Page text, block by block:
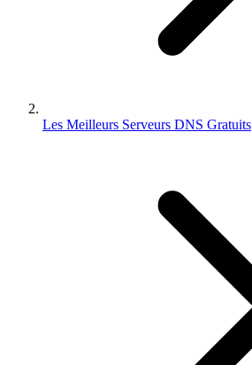
Les Meilleurs Serveurs DNS Gratuits